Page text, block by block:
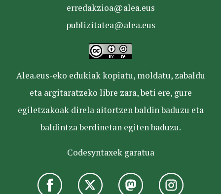
erredakzioa@alea.eus
publizitatea@alea.eus
Alea.eus-eko edukiak kopiatu, moldatu, zabaldu
eta argitaratzeko libre zara, beti ere, gure
egiletzakoak direla aitortzen baldin baduzu eta
baldintza berdinetan egiten baduzu.
Codesyntaxek garatua